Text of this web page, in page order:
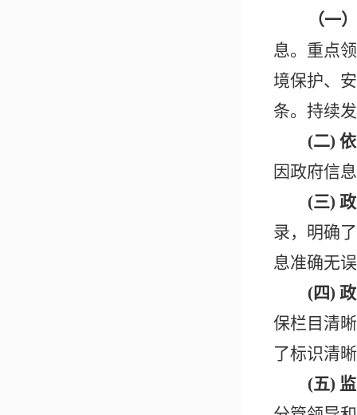
（一）
息。重点
境保护、
条。持续
(二)
因政府信
(三)
录，明确
息准确无
(四)
保栏目清
了标识清
(五)